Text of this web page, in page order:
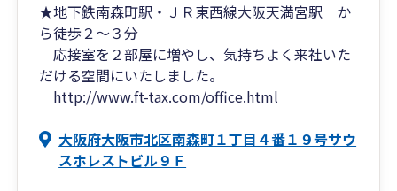
★地下鉄南森町駅・ＪＲ東西線大阪天満宮駅 か
ら徒歩２～３分
応接室を２部屋に増やし、気持ちよく来社いた
だける空間にいたしました。
http://www.ft-tax.com/office.html
大阪府大阪市北区南森町１丁目４番１９号サウ
スホレストビル９Ｆ